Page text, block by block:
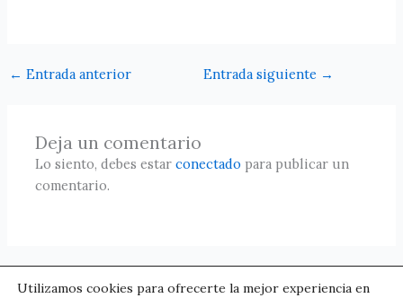
← Entrada anterior Entrada siguiente →
Deja un comentario
Lo siento, debes estarconectado para publicar un
comentario.
Utilizamos cookies para ofrecerte la mejor experiencia en